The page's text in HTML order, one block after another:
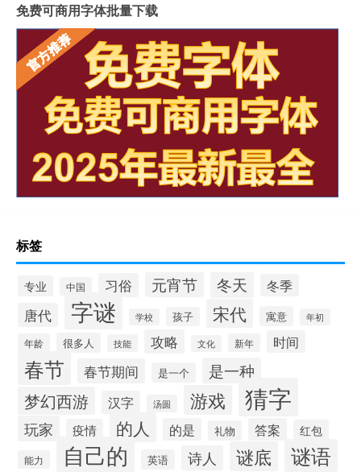
免费可商用字体批量下载
标签
专业 中国 习俗 元宵节 冬天 冬季
唐代 字谜 学校 孩子 宋代 寓意 年初
年龄 很多人 技能 攻略 文化 新年 时间
春节 春节期间 是一个 是一种
梦幻西游 汉字 汤圆 游戏 猜字
玩家 疫情 的人 的是 礼物 答案 红包
能力 自己的 英语 诗人 谜底 谜语